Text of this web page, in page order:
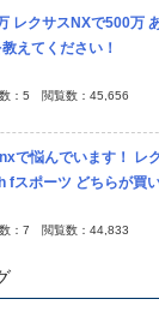
レクサスNXで500万
えてください！
： 5 閲覧数： 45,656
で悩んでいます！ レ
fスポーツ どちらが買
： 7 閲覧数： 44,833